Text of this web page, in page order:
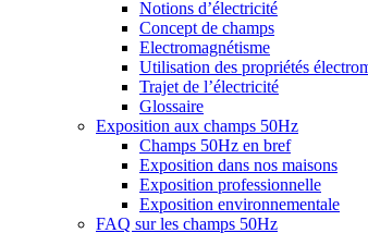
Notions d’électricité
Concept de champs
Electromagnétisme
Utilisation des propriétés
Trajet de l’électricité
Glossaire
Exposition aux champs 50Hz
Champs 50Hz en bref
Exposition dans nos maisons
Exposition professionnelle
Exposition environnementale
FAQ sur les champs 50Hz